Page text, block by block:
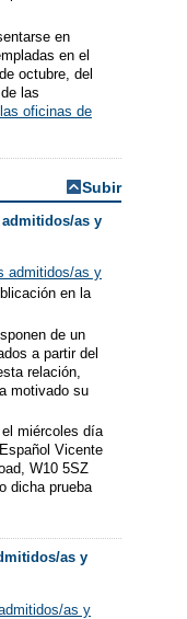
en
en el
octubre, del
las
oficinas de
Subir
as y
admitidos/as y
en la
de un
a partir del
relación,
motivado su
el miércoles día
Vicente
W10 5SZ
dicha prueba
as y
as y